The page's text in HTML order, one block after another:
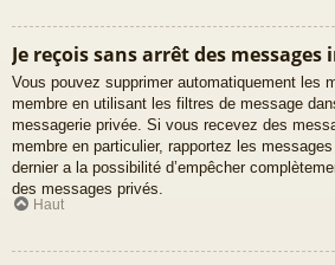
Je reçois sans arrêt des messages
Vous pouvez supprimer automatiquement les
membre en utilisant les filtres de message
messagerie privée. Si vous recevez des
membre en particulier, rapportez les
dernier a la possibilité d’empêcher
des messages privés.
Haut